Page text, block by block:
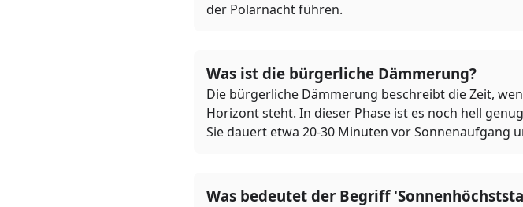
der Polarnacht führen.
Was ist die bürgerliche Dämmerung?
Die bürgerliche Dämmerung beschreibt die Zeit,
Horizont steht. In dieser Phase ist es noch hell
Sie dauert etwa 20-30 Minuten vor Sonnenaufgang
Was bedeutet der Begriff